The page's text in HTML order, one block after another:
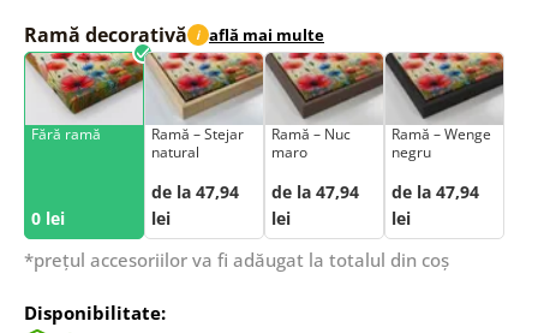
Ramă decorativă i află mai multe
Fără ramă
0 lei
Ramă – Stejar
natural
de la 47,94
lei
Ramă – Nuc
maro
de la 47,94
lei
Ramă – Wenge
negru
de la 47,94
lei
*prețul accesoriilor va fi adăugat la totalul din coș
Disponibilitate: